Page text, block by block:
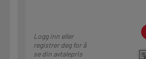
Logg inn eller
registrer deg for å
se din avtalepris